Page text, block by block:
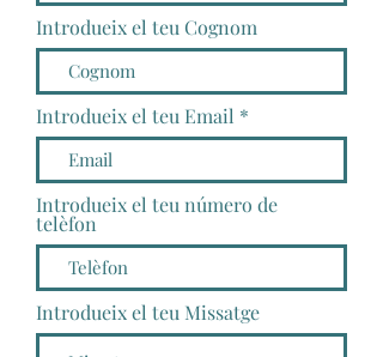
Introdueix el teu Cognom
Introdueix el teu Email
Introdueix el teu número de
telèfon
Introdueix el teu Missatge